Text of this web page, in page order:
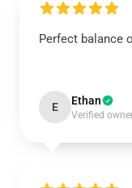
Perfect balance
E Ethan
Verified